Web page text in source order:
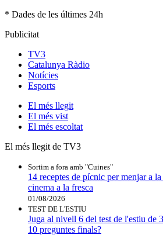
* Dades de les últimes 24h
Publicitat
TV3
Catalunya Ràdio
Notícies
Esports
El més llegit
El més vist
El més escoltat
El més llegit de TV3
Sortim a fora amb "Cuines"
14 receptes de pícnic per menjar a
cinema a la fresca
01/08/2026
TEST DE L'ESTIU
Juga al nivell 6 del test de l'estiu de
10 preguntes finals?